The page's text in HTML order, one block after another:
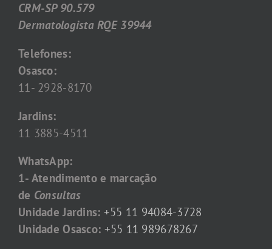
CRM-SP 90.579
Dermatologista RQE 39944
Telefones:
Osasco:
11- 2928-8170
Jardins:
11 3885-4511
WhatsApp:
1- Atendimento e marcação
de Consultas
Unidade Jardins: +55 11 94084-3728
Unidade Osasco: +55 11 989678267